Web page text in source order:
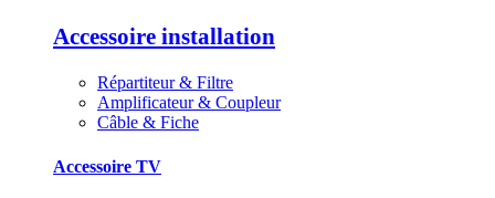
Accessoire installation
Répartiteur & Filtre
Amplificateur & Coupleur
Câble & Fiche
Accessoire TV